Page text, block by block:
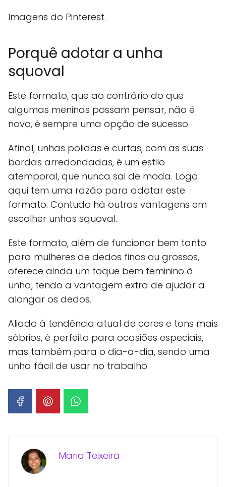
Imagens do Pinterest.
Porquê adotar a unha
squoval
Este formato, que ao contrário do que
algumas meninas possam pensar, não é
novo, é sempre uma opção de sucesso.
Afinal, unhas polidas e curtas, com as suas
bordas arredondadas, é um estilo
atemporal, que nunca sai de moda. Logo
aqui tem uma razão para adotar este
formato. Contudo há outras vantagens em
escolher unhas squoval.
Este formato, além de funcionar bem tanto
para mulheres de dedos finos ou grossos,
oferece ainda um toque bem feminino à
unha, tendo a vantagem extra de ajudar a
alongar os dedos.
Aliado à tendência atual de cores e tons mais
sóbrios, é perfeito para ocasiões especiais,
mas também para o dia-a-dia, sendo uma
unha fácil de usar no trabalho.
Maria Teixeira